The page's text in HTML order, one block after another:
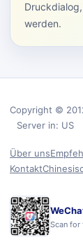
werden.
Copyright ©
Server in: US
Über uns
Kontakt
Scan for